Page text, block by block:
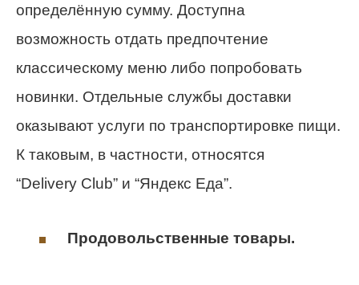
определённую сумму. Доступна
возможность отдать предпочтение
классическому меню либо попробовать
новинки. Отдельные службы доставки
оказывают услуги по транспортировке пищи.
К таковым, в частности, относятся
“Delivery Club” и “Яндекс Еда”.
Продовольственные товары.